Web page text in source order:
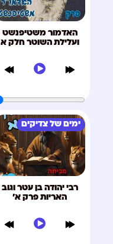
האדמור משטיפנשט
ועלילת השוטר חלק א
ימים של צדיקים
רבי יהודה בן עטר וגוב
האריות פרק א'